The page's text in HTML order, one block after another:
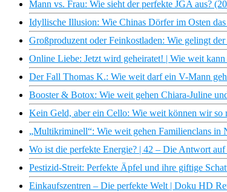
Mann vs. Frau: Wie sieht der perfekte JGA aus?
Idyllische Illusion: Wie Chinas Dörfer im Osten
Großproduzent oder Feinkostladen: Wie gelingt
Online Liebe: Jetzt wird geheiratet! | Wie weit
Der Fall Thomas K.: Wie weit darf ein V-Mann
Booster & Botox: Wie weit gehen Chiara-Juline
Kein Geld, aber ein Cello: Wie weit können wir so
„Multikriminell“: Wie weit gehen Familienclans in
Wo ist die perfekte Energie? | 42 – Die Antwort
Pestizid-Streit: Perfekte Äpfel und ihre giftige
Einkaufszentren – Die perfekte Welt | Doku HD